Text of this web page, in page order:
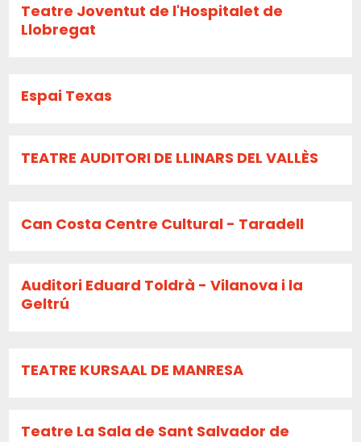
Teatre Joventut de l'Hospitalet de
Llobregat
Espai Texas
TEATRE AUDITORI DE LLINARS DEL VALLÈS
Can Costa Centre Cultural - Taradell
Auditori Eduard Toldrà - Vilanova i la
Geltrú
TEATRE KURSAAL DE MANRESA
Teatre La Sala de Sant Salvador de